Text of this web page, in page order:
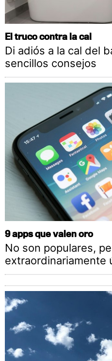
El truco contra la cal
Di adiós a la cal del
sencillos consejos
9 apps que valen oro
No son populares,
extraordinariamente